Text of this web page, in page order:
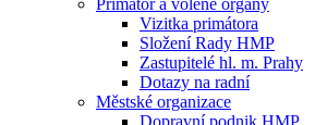
Primátor a volené orgány
Vizitka primátora
Složení Rady HMP
Zastupitelé hl. m. Prahy
Dotazy na radní
Městské organizace
Dopravní podnik HMP